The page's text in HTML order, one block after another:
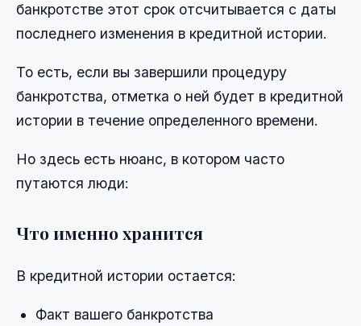
банкротстве этот срок отсчитывается с даты
последнего изменения в кредитной истории.
То есть, если вы завершили процедуру
банкротства, отметка о ней будет в кредитной
истории в течение определенного времени.
Но здесь есть нюанс, в котором часто
путаются люди:
Что именно хранится
В кредитной истории остается:
Факт вашего банкротства